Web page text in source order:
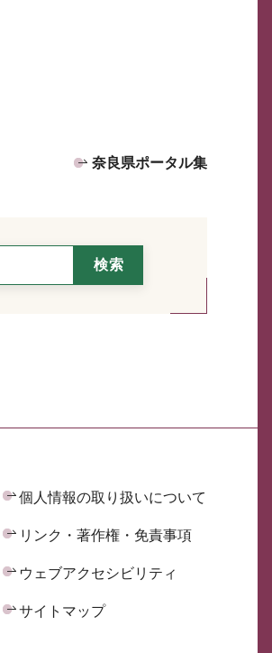
奈良県ポータル集
個人情報の取り扱いについて
リンク・著作権・免責事項
ウェブアクセシビリティ
サイトマップ